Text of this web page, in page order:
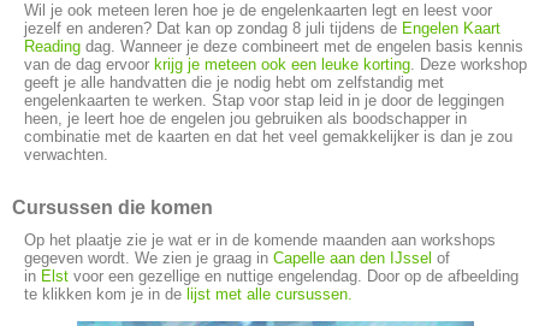
Wil je ook meteen leren hoe je de engelenkaarten legt en leest voor
jezelf en anderen? Dat kan op zondag 8 juli tijdens de Engelen Kaart
Reading dag. Wanneer je deze combineert met de engelen basis kennis
van de dag ervoor krijg je meteen ook een leuke korting. Deze workshop
geeft je alle handvatten die je nodig hebt om zelfstandig met
engelenkaarten te werken. Stap voor stap leid in je door de leggingen
heen, je leert hoe de engelen jou gebruiken als boodschapper in
combinatie met de kaarten en dat het veel gemakkelijker is dan je zou
verwachten.
Cursussen die komen
Op het plaatje zie je wat er in de komende maanden aan workshops
gegeven wordt. We zien je graag in Capelle aan den IJssel of
in Elst voor een gezellige en nuttige engelendag. Door op de afbeelding
te klikken kom je in de lijst met alle cursussen.